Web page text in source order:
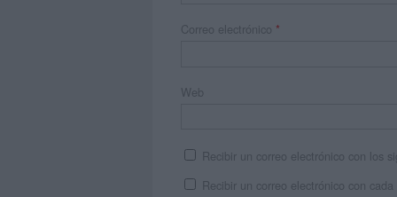
Correo electrónico *
Web
Recibir un correo electrónico con los
Recibir un correo electrónico con